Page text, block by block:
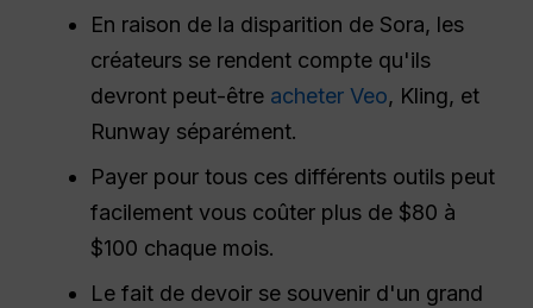
En raison de la disparition de Sora, les
créateurs se rendent compte qu'ils
devront peut-être acheter Veo, Kling, et
Runway séparément.
Payer pour tous ces différents outils peut
facilement vous coûter plus de $80 à
$100 chaque mois.
Le fait de devoir se souvenir d'un grand